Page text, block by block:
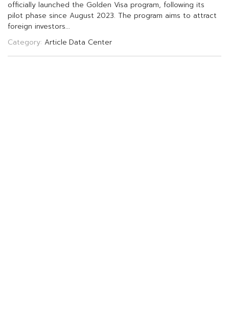
offcially launched the Golden Visa program, following its
pilot phase since August 2023. The program aims to attract
foreign investors...
Category: Article Data Center